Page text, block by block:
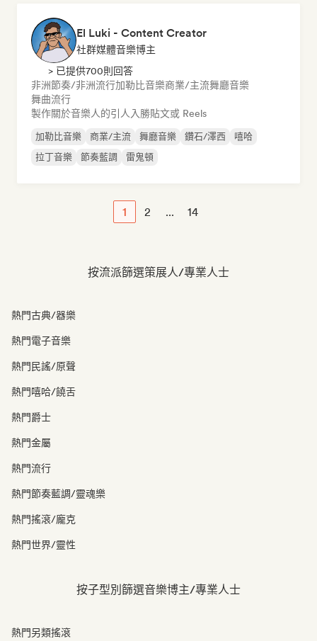
El Luki - Content Creator
社群媒體音樂博主
> 已提供700則回答
非洲節奏/非洲流行加勒比音樂商業/主流舞廳音樂
舞曲流行
製作關於音樂人的引人入勝貼文或 Reels
加勒比音樂 商業/主流 舞廳音樂 鑽石/澤西
嘻哈
拉丁音樂
節奏藍調 雷鬼頓
1 2 ... 14
按流派篩選策展人/專業人士
熱門古典/器樂
熱門電子音樂
熱門民謠/原聲
熱門嘻哈/饒舌
熱門爵士
熱門金屬
熱門流行
熱門節奏藍調/靈魂樂
熱門搖滾/龐克
熱門世界/靈性
按子型別篩選音樂博主/專業人士
熱門另類搖滾